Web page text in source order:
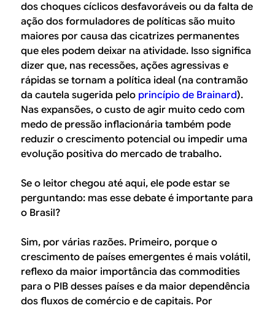
dos choques cíclicos desfavoráveis ou da falta de
ação dos formuladores de políticas são muito
maiores por causa das cicatrizes permanentes
que eles podem deixar na atividade. Isso significa
dizer que, nas recessões, ações agressivas e
rápidas se tornam a política ideal (na contramão
da cautela sugerida pelo princípio de Brainard).
Nas expansões, o custo de agir muito cedo com
medo de pressão inflacionária também pode
reduzir o crescimento potencial ou impedir uma
evolução positiva do mercado de trabalho.
Se o leitor chegou até aqui, ele pode estar se
perguntando: mas esse debate é importante para
o Brasil?
Sim, por várias razões. Primeiro, porque o
crescimento de países emergentes é mais volátil,
reflexo da maior importância das commodities
para o PIB desses países e da maior dependência
dos fluxos de comércio e de capitais. Por